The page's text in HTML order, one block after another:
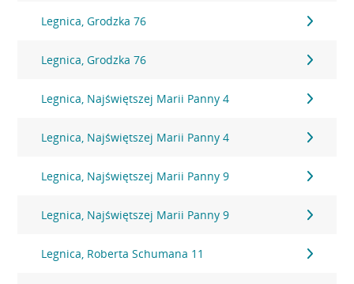
Legnica, Grodzka 76
Legnica, Grodzka 76
Legnica, Najświętszej Marii Panny 4
Legnica, Najświętszej Marii Panny 4
Legnica, Najświętszej Marii Panny 9
Legnica, Najświętszej Marii Panny 9
Legnica, Roberta Schumana 11